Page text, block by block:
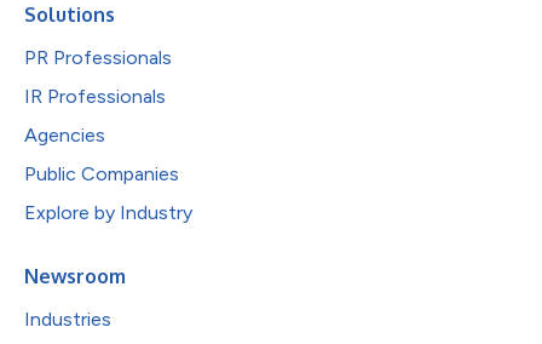
Solutions
PR Professionals
IR Professionals
Agencies
Public Companies
Explore by Industry
Newsroom
Industries